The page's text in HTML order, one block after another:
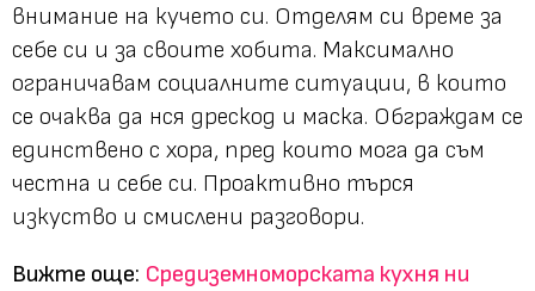
внимание на кучето си. Отделям си време за
себе си и за своите хобита. Максимално
ограничавам социалните ситуации, в които
се очаква да нся дрескод и маска. Обграждам се
единствено с хора, пред които мога да съм
честна и себе си. Проактивно търся
изкуство и смислени разговори.
Вижте още: Средиземноморската кухня ни